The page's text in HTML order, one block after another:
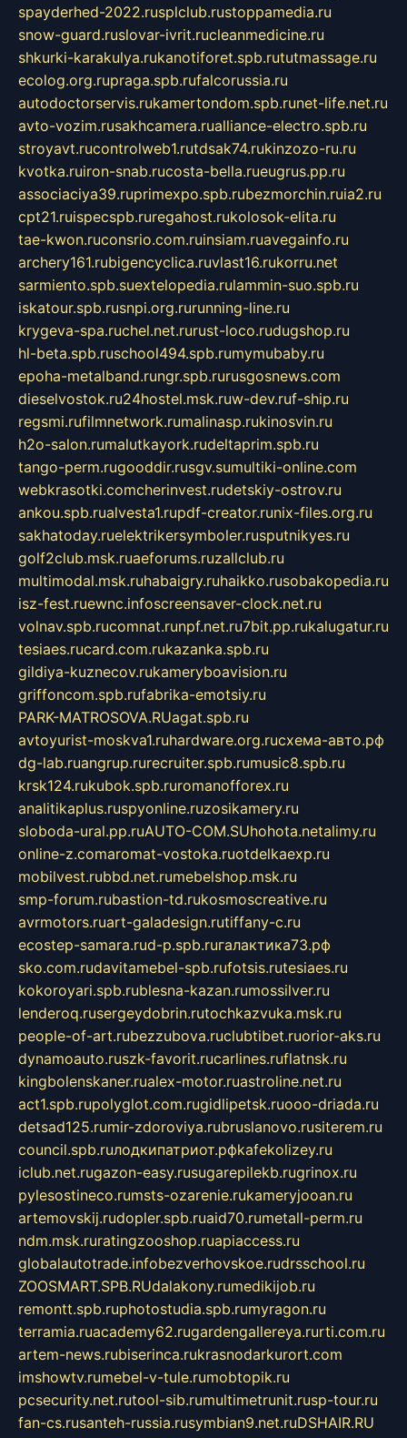
spayderhed-2022.rusplclub.rustoppamedia.ru
snow-guard.ruslovar-ivrit.rucleanmedicine.ru
shkurki-karakulya.rukanotiforet.spb.rututmassage.ru
ecolog.org.rupraga.spb.rufalcorussia.ru
autodoctorservis.rukamertondom.spb.runet-life.net.ru
avto-vozim.rusakhcamera.rualliance-electro.spb.ru
stroyavt.rucontrolweb1.rutdsak74.rukinzozo-ru.ru
kvotka.ruiron-snab.rucosta-bella.rueugrus.pp.ru
associaciya39.ruprimexpo.spb.rubezmorchin.ruia2.ru
cpt21.ruispecspb.ruregahost.rukolosok-elita.ru
tae-kwon.ruconsrio.com.ruinsiam.ruavegainfo.ru
archery161.rubigencyclica.ruvlast16.rukorru.net
sarmiento.spb.suextelopedia.rulammin-suo.spb.ru
iskatour.spb.rusnpi.org.rurunning-line.ru
krygeva-spa.ruchel.net.rurust-loco.rudugshop.ru
hl-beta.spb.ruschool494.spb.rumymubaby.ru
epoha-metalband.rungr.spb.rurusgosnews.com
dieselvostok.ru24hostel.msk.ruw-dev.ruf-ship.ru
regsmi.rufilmnetwork.rumalinasp.rukinosvin.ru
h2o-salon.rumalutkayork.rudeltaprim.spb.ru
tango-perm.rugooddir.rusgv.sumultiki-online.com
webkrasotki.comcherinvest.rudetskiy-ostrov.ru
ankou.spb.rualvesta1.rupdf-creator.runix-files.org.ru
sakhatoday.ruelektrikersymboler.rusputnikyes.ru
golf2club.msk.ruaeforums.ruzallclub.ru
multimodal.msk.ruhabaigry.ruhaikko.rusobakopedia.ru
isz-fest.ruewnc.infoscreensaver-clock.net.ru
volnav.spb.rucomnat.runpf.net.ru7bit.pp.rukalugatur.ru
tesiaes.rucard.com.rukazanka.spb.ru
gildiya-kuznecov.rukameryboavision.ru
griffoncom.spb.rufabrika-emotsiy.ru
PARK-MATROSOVA.RUagat.spb.ru
avtoyurist-moskva1.ruhardware.org.ruсхема-авто.рф
dg-lab.ruangrup.rurecruiter.spb.rumusic8.spb.ru
krsk124.rukubok.spb.ruromanofforex.ru
analitikaplus.ruspyonline.ruzosikamery.ru
sloboda-ural.pp.ruAUTO-COM.SUhohota.netalimy.ru
online-z.comaromat-vostoka.ruotdelkaexp.ru
mobilvest.rubbd.net.rumebelshop.msk.ru
smp-forum.rubastion-td.rukosmoscreative.ru
avrmotors.ruart-galadesign.rutiffany-c.ru
ecostep-samara.rud-p.spb.ruгалактика73.рф
sko.com.rudavitamebel-spb.rufotsis.rutesiaes.ru
kokoroyari.spb.rublesna-kazan.rumossilver.ru
lenderoq.rusergeydobrin.rutochkazvuka.msk.ru
people-of-art.rubezzubova.ruclubtibet.ruorior-aks.ru
dynamoauto.ruszk-favorit.rucarlines.ruflatnsk.ru
kingbolenskaner.rualex-motor.ruastroline.net.ru
act1.spb.rupolyglot.com.rugidlipetsk.ruooo-driada.ru
detsad125.rumir-zdoroviya.rubruslanovo.rusiterem.ru
council.spb.ruлодкипатриот.рфkafekolizey.ru
iclub.net.rugazon-easy.rusugarepilekb.rugrinox.ru
pylesostineco.rumsts-ozarenie.rukameryjooan.ru
artemovskij.rudopler.spb.ruaid70.rumetall-perm.ru
ndm.msk.ruratingzooshop.ruapiaccess.ru
globalautotrade.infobezverhovskoe.rudrsschool.ru
ZOOSMART.SPB.RUdalakony.rumedikijob.ru
remontt.spb.ruphotostudia.spb.rumyragon.ru
terramia.ruacademy62.rugardengallereya.rurti.com.ru
artem-news.rubiserinca.rukrasnodarkurort.com
imshowtv.rumebel-v-tule.rumobtopik.ru
pcsecurity.net.rutool-sib.rumultimetrunit.rusp-tour.ru
fan-cs.rusanteh-russia.rusymbian9.net.ruDSHAIR.RU